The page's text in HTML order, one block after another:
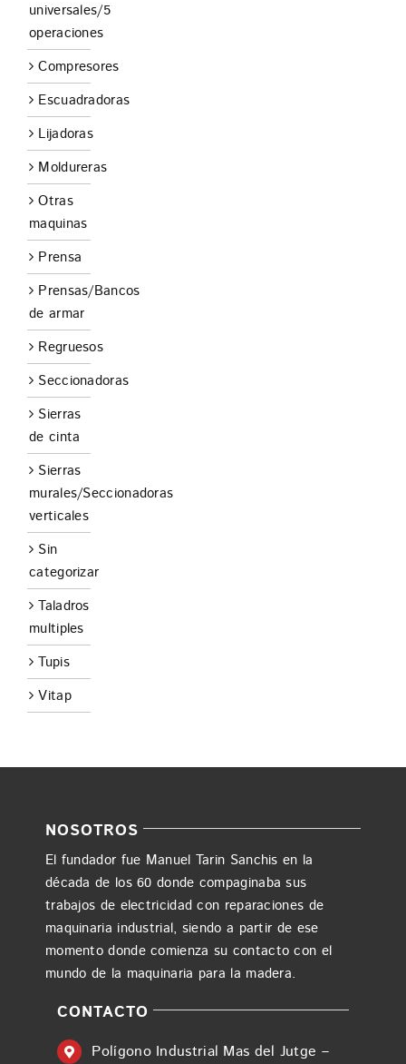
universales/5
operaciones
Compresores
Escuadradoras
Lijadoras
Moldureras
Otras
maquinas
Prensa
Prensas/Bancos
de armar
Regruesos
Seccionadoras
Sierras
de cinta
Sierras
murales/Seccionadoras
verticales
Sin
categorizar
Taladros
multiples
Tupis
Vitap
NOSOTROS
El fundador fue Manuel Tarin Sanchis en la
década de los 60 donde compaginaba sus
trabajos de electricidad con reparaciones de
maquinaria industrial, siendo a partir de ese
momento donde comienza su contacto con el
mundo de la maquinaria para la madera.
CONTACTO
Polígono Industrial Mas del Jutge –